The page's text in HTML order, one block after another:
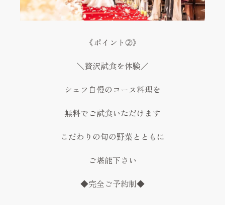
《ポイント➁》
＼贅沢試食を体験／
シェフ自慢のコース料理を
無料でご試食いただけます
こだわりの旬の野菜とともに
ご堪能下さい
◆完全ご予約制◆